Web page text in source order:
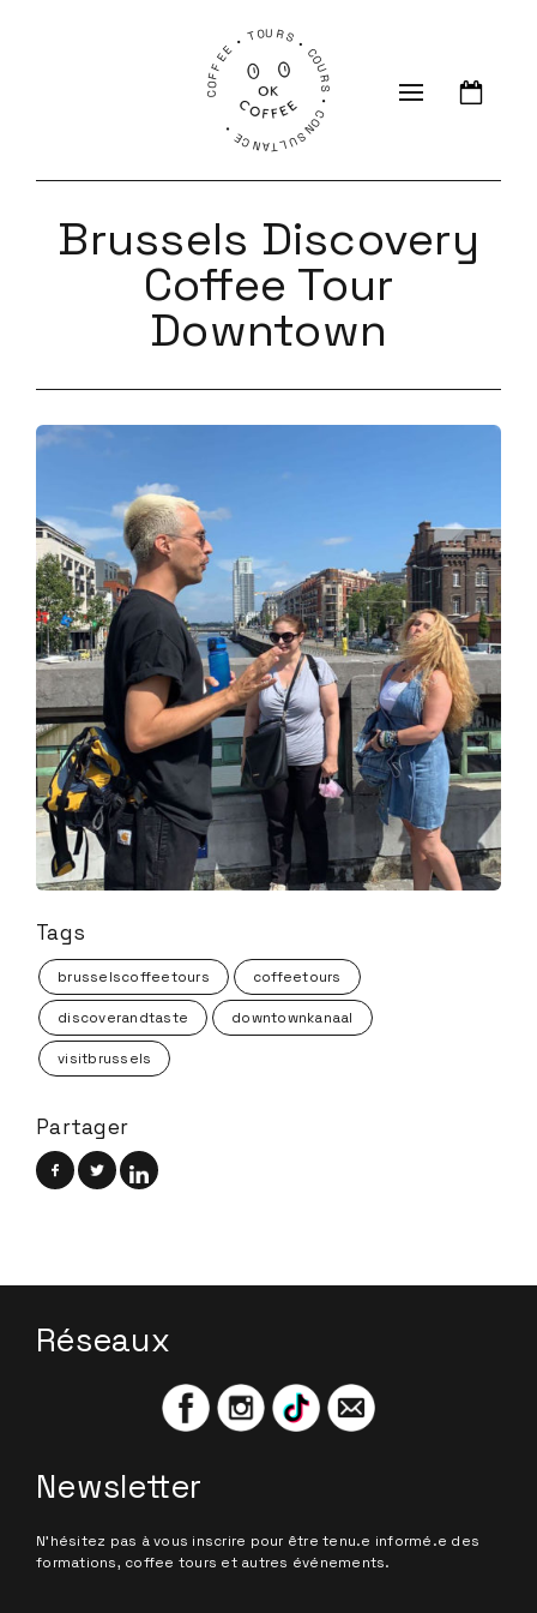
COFFEE • TOURS • COURS • CONSULTANCE •
Brussels Discovery
Coffee Tour
Downtown
Tags
brusselscoffeetours coffeetours
discoverandtaste downtownkanaal
visitbrussels
Partager
Réseaux
Newsletter
N'hésitez pas à vous inscrire pour être tenu.e informé.e des
formations, coffee tours et autres événements.